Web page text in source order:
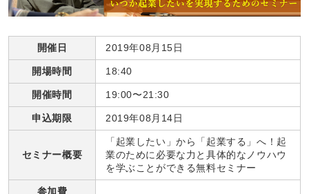
開催日 2019年08月15日
開場時間 18:40
開催時間 19:00〜21:30
申込期限 2019年08月14日
セミナー概要
「起業したい」から「起業する」へ！起
業のために必要な力と具体的なノウハウ
を学ぶことができる無料セミナー
参加費